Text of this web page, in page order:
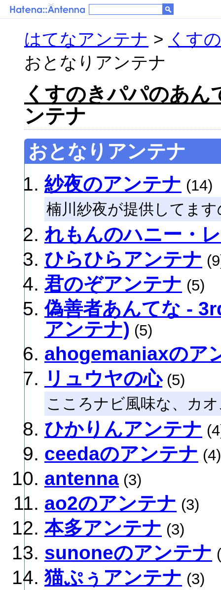
はてなアンテナ > くす
おとなりアンテナ
くすのきパパのあん
ンテナ
おとなりアンテナ
紗夜のアンテナ (14)
楠川紗夜が提供してま
れもんのハニー・
ひらひらアンテナ
君のぞアンテナ (5)
偽善者あんてな -
アンテナ) (5)
ahogemaniaxのア
リュウヤの心(5)
こころナビ風味な、カ
ひかりんアンテナ
ceedaのアンテナ (4)
antenna (3)
ao2のアンテナ (3)
本多アンテナ (3)
sunoneのアンテナ
猫ぷぅアンテナ (3)